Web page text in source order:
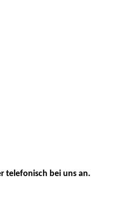
telefonisch bei uns an.